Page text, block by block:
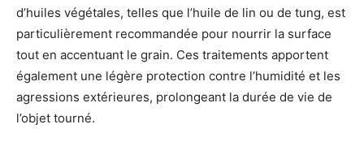
d’huiles végétales, telles que l’huile de lin ou de tung, est
particulièrement recommandée pour nourrir la surface
tout en accentuant le grain. Ces traitements apportent
également une légère protection contre l’humidité et les
agressions extérieures, prolongeant la durée de vie de
l’objet tourné.